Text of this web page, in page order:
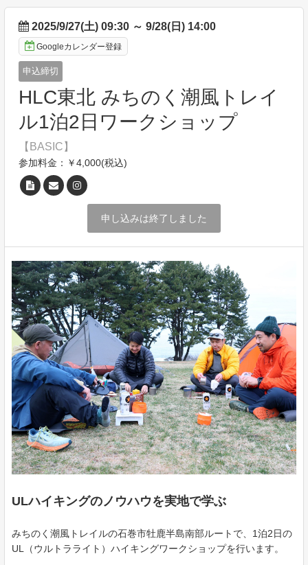
2025/9/27(土) 09:30 ～ 9/28(日) 14:00
Googleカレンダー登録
申込締切
HLC東北 みちのく潮風トレイ
ル1泊2日ワークショップ
【BASIC】
参加料金：￥4,000(税込)
申し込みは終了しました
ULハイキングのノウハウを実地で学ぶ
みちのく潮風トレイルの石巻市牡鹿半島南部ルートで、1泊2日の
UL（ウルトラライト）ハイキングワークショップを行います。